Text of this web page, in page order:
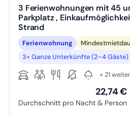
3 Ferienwohnungen mit 45
Parkplatz ,
Strand
Ferienwohnung
3× Ganze Unterkünfte (2–4 Gäste)
+ 21
22,74 €
Durchschnitt pro Nacht & Person